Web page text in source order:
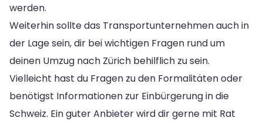
werden.
Weiterhin sollte das Transportunternehmen auch in
der Lage sein, dir bei wichtigen Fragen rund um
deinen Umzug nach Zürich behilflich zu sein.
Vielleicht hast du Fragen zu den Formalitäten oder
benötigst Informationen zur Einbürgerung in die
Schweiz. Ein guter Anbieter wird dir gerne mit Rat